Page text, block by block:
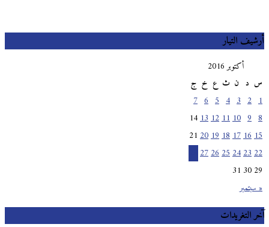
أرشيف التيار
أكتوبر 2016
س
ث خ ج
« سبتمبر
10
11
12
13
14
15
16
17
18
19
20
21
22
23
24
25
26
27
28
29
30
31
آخر التغريدات